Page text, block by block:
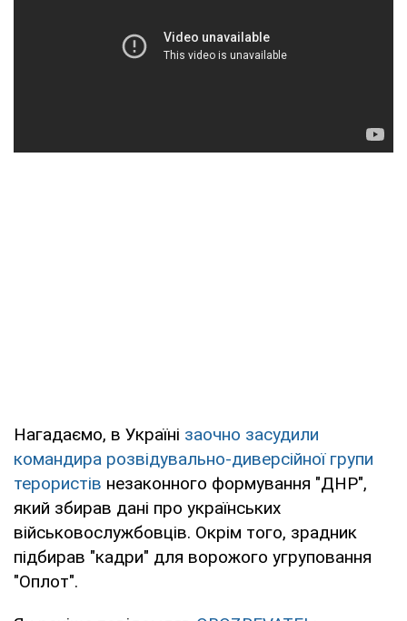
Нагадаємо, в Україні заочно засудили
командира розвідувально-диверсійної групи
терористів незаконного формування "ДНР",
який збирав дані про українських
військовослужбовців. Окрім того, зрадник
підбирав "кадри" для ворожого угруповання
"Оплот".